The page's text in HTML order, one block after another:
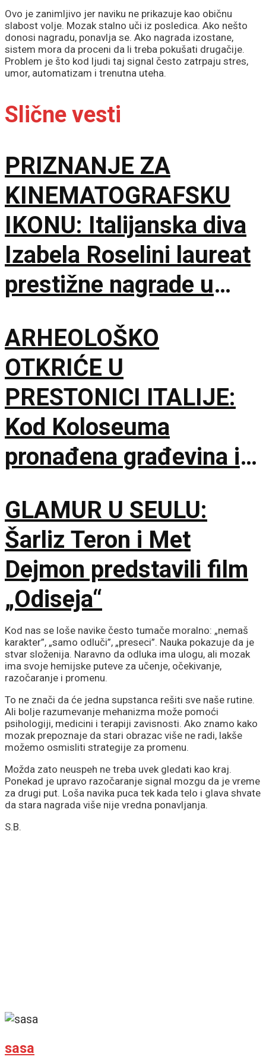
Ovo je zanimljivo jer naviku ne prikazuje kao običnu
slabost volje. Mozak stalno uči iz posledica. Ako nešto
donosi nagradu, ponavlja se. Ako nagrada izostane,
sistem mora da proceni da li treba pokušati drugačije.
Problem je što kod ljudi taj signal često zatrpaju stres,
umor, automatizam i trenutna uteha.
Slične vesti
PRIZNANJE ZA
KINEMATOGRAFSKU
IKONU: Italijanska diva
Izabela Roselini laureat
prestižne nagrade u
ARHEOLOŠKO
OTKRIĆE U
PRESTONICI ITALIJE:
Kod Koloseuma
pronađena građevina iz
mozaicima i freskama
GLAMUR U SEULU:
Šarliz Teron i Met
Dejmon predstavili film
„Odiseja“
Kod nas se loše navike često tumače moralno: „nemaš
karakter”, „samo odluči”, „preseci”. Nauka pokazuje da je
stvar složenija. Naravno da odluka ima ulogu, ali mozak
ima svoje hemijske puteve za učenje, očekivanje,
razočaranje i promenu.
To ne znači da će jedna supstanca rešiti sve naše rutine.
Ali bolje razumevanje mehanizma može pomoći
psihologiji, medicini i terapiji zavisnosti. Ako znamo kako
mozak prepoznaje da stari obrazac više ne radi, lakše
možemo osmisliti strategije za promenu.
Možda zato neuspeh ne treba uvek gledati kao kraj.
Ponekad je upravo razočaranje signal mozgu da je vreme
za drugi put. Loša navika puca tek kada telo i glava shvate
da stara nagrada više nije vredna ponavljanja.
S.B.
sasa